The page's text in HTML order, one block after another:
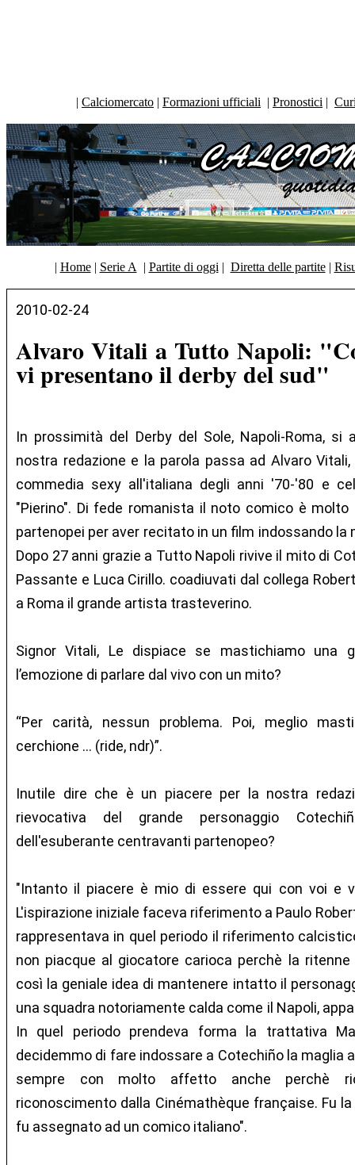
| Calciomercato | Formazioni ufficiali | Pronostici |
| Home| Serie A | Partite di oggi | Diretta delle partite|
2010-02-24
Alvaro Vitali a Tutto Napoli:
vi presentano il derby del sud"
In prossimità del Derby del Sole, Napoli-Roma, si
nostra redazione e la parola passa ad Alvaro
commedia sexy all'italiana degli anni '70-'80 e
"Pierino". Di fede romanista il noto comico è
partenopei per aver recitato in un film indossando la
Dopo 27 anni grazie a Tutto Napoli rivive il mito di
Passante e Luca Cirillo. coadiuvati dal collega
a Roma il grande artista trasteverino.
Signor Vitali, Le dispiace se mastichiamo una
l’emozione di parlare dal vivo con un mito?
“Per carità, nessun problema. Poi, meglio
cerchione … (ride, ndr)”.
Inutile dire che è un piacere per la nostra
rievocativa del grande personaggio
dell'esuberante centravanti partenopeo?
"Intanto il piacere è mio di essere qui con voi e
L'ispirazione iniziale faceva riferimento a Paulo
rappresentava in quel periodo il riferimento
non piacque al giocatore carioca perchè la
così la geniale idea di mantenere intatto il
una squadra notoriamente calda come il Napoli,
In quel periodo prendeva forma la trattativa
decidemmo di fare indossare a Cotechiño la maglia
sempre con molto affetto anche perchè
riconoscimento dalla Cinémathèque française. Fu
fu assegnato ad un comico italiano".